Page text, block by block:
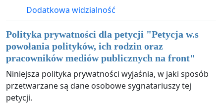
Dodatkowa widzialność
Polityka prywatności dla petycji "Petycja w.s
powołania polityków, ich rodzin oraz
pracowników mediów publicznych na front"
Niniejsza polityka prywatności wyjaśnia, w jaki sposób
przetwarzane są dane osobowe sygnatariuszy tej
petycji.